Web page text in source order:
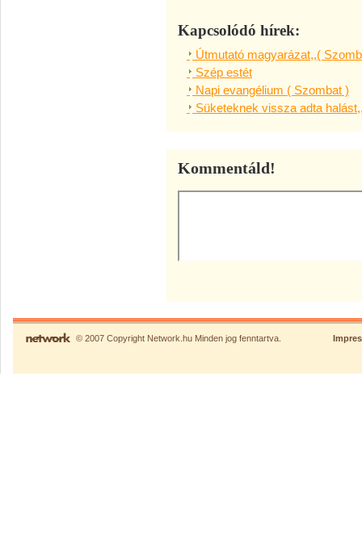
Kapcsolódó hírek:
Útmutató magyarázat,,(
Szép estét
Napi evangélium ( Szombat )
Süketeknek vissza adta
Kommentáld!
© 2007 Copyright Network.hu Minden jog fenntartva.